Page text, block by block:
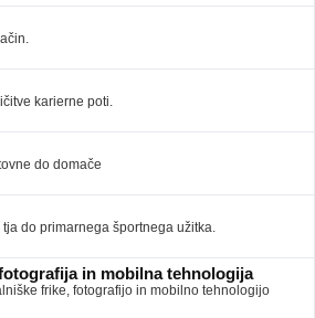
karierne poti.
do domače
do primarnega športnega užitka.
in mobilna tehnologija
frike, fotografijo in mobilno tehnologijo